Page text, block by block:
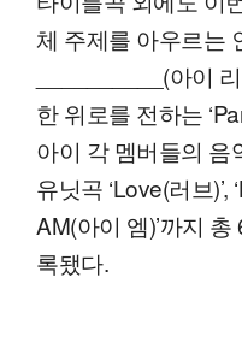
체 주제를 아우르는
__________(아이
한 위로를 전하는
아이 각 멤버들의 음
유닛곡 ‘Love(러브)’,
AM(아이 엠)’까지
록됐다.